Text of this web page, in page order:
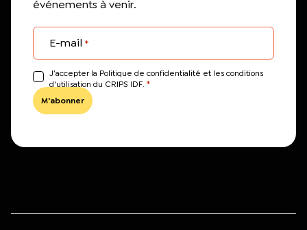
événements à venir.
E-mail *
J’accepter la Politique de confidentialité et les conditions
d'utilisation du CRIPS IDF. *